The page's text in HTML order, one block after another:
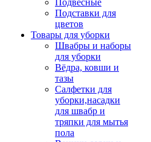
Подвесные
Подставки для
цветов
Товары для уборки
Швабры и наборы
для уборки
Вёдра, ковши и
тазы
Салфетки для
уборки,насадки
для швабр и
тряпки для мытья
пола